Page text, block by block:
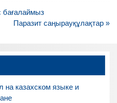
Паразит саңырауқұлақтар »
на казахском языке и